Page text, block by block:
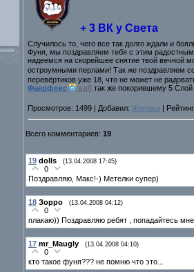
+ 3 ВК у Света
Случилось то, чего все так долго ждали и
Фуня, мы поздравляем тебя с этим
надеемся на скорейшее снятие твой вечной
остроумными перлами! Так же поздравляем
перевёртиков уже 18, что не может не
Фаерфокс
,вд0 так же покорившему 5
Просмотров: 1499 | Добавил: Жмурка |
Всего комментариев: 19
19 dolls (13.04.2008 17:45)
0
Поздравляю, Макс!-) Метелки супер)
18 Зорро (13.04.2008 04:12)
0
плакаю)) Поздравляю ребят , попадайтесь
17 mr_Maugly (13.04.2008 04:10)
0
кто такое фуня??? не помню что это...